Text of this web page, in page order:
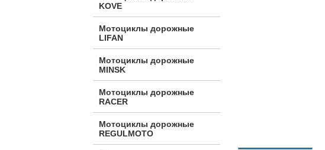
KOVE
Мотоциклы дорожные
LIFAN
Мотоциклы дорожные
MINSK
Мотоциклы дорожные
RACER
Мотоциклы дорожные
REGULMOTO